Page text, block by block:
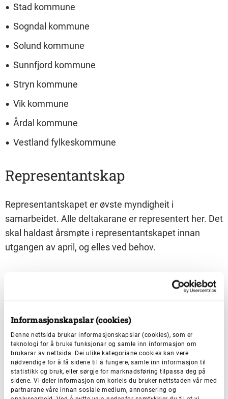
Informasjonskapslar (cookies)
Denne nettsida brukar informasjonskapslar (cookies), som er
teknologi for å bruke funksjonar og samle inn informasjon om
brukarar av nettsida. Dei ulike kategoriane cookies kan vere
nødvendige for å få sidene til å fungere, samle inn informasjon til
statistikk og bruk, eller sørgje for marknadsføring tilpassa deg på
sidene. Vi deler informasjon om korleis du bruker nettstaden vår med
partnarane våre innan sosiale medium, annonsering og
Stad kommune
Sogndal kommune
Solund kommune
Sunnfjord kommune
Stryn kommune
Vik kommune
Årdal kommune
Vestland fylkeskommune
Representantskap
Representantskapet er øvste myndigheit i
samarbeidet. Alle deltakarane er representert her. Det
skal haldast årsmøte i representantskapet innan
utgangen av april, og elles ved behov.
Desse vart valde for 2 år våren 2025:
Styremedlemmar:
Kjetil Felde, Vestland fylkeskommune (styreleiar)